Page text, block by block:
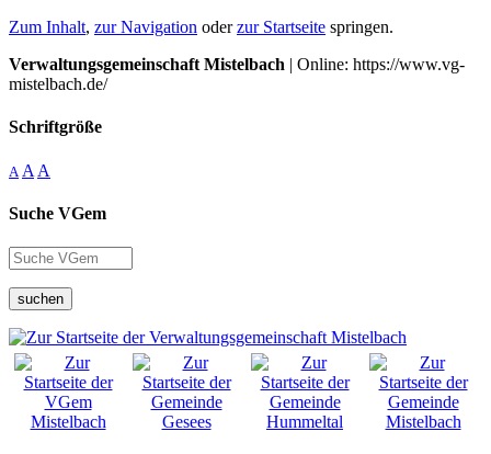
Zum Inhalt, zur Navigation oderzur Startseite springen.
Verwaltungsgemeinschaft Mistelbach | Online: https://www.vg-
mistelbach.de/
Schriftgröße
A A A
Suche VGem
suchen